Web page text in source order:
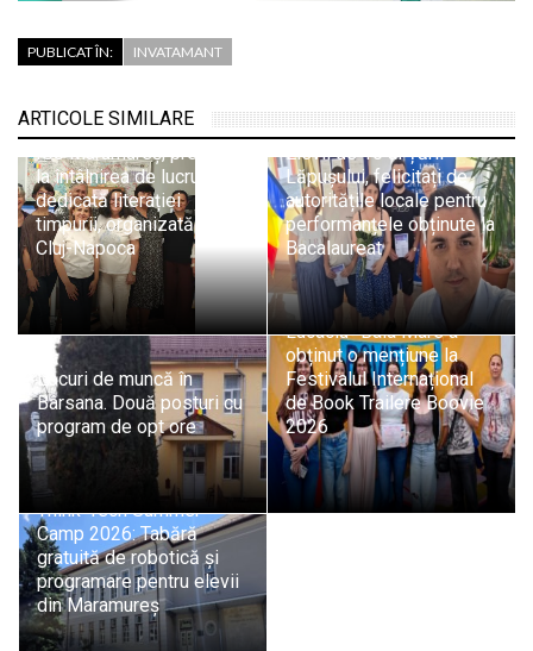
PUBLICAT ÎN: INVATAMANT
ARTICOLE SIMILARE
ISJ Maramureș, prezent
la întâlnirea de lucru
dedicată literației
timpurii, organizată la
Cluj-Napoca
Elevii de 10 ai Țării
Lăpușului, felicitați de
autoritățile locale pentru
performanțele obținute la
Bacalaureat
Locuri de muncă în
Bârsana. Două posturi cu
program de opt ore
Echipa Colegiului „Vasile
Lucaciu” Baia Mare a
obținut o mențiune la
Festivalul Internațional
de Book Trailere Boovie
2026
Think-Tech Summer
Camp 2026: Tabără
gratuită de robotică și
programare pentru elevii
din Maramureș